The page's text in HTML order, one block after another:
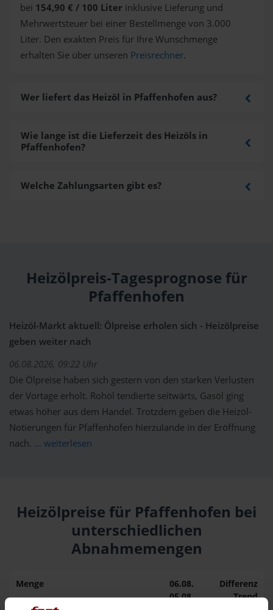
bei 154,90 € / 100 Liter inklusive Lieferung und
Mehrwertsteuer bei einer Bestellmenge von 3.000
Liter. Den exakten Preis für Ihre Wunschmenge
erhalten Sie über unseren Preisrechner.
Wer liefert das Heizöl in Pfaffenhofen aus?
Wie lange ist die Lieferzeit des Heizöls in
Pfaffenhofen?
Welche Zahlungsarten gibt es?
Heizölpreis-Tagesprognose für
Pfaffenhofen
Heizöl-Markt aktuell: Ölpreise erholen sich - Heizölpreise
geben weiter nach
06.08.2026, 09:22 Uhr
Die Ölpreise haben sich gestern von den starken Verlusten
der Vortage erholt. Rohöl tendierte seitwärts, Gasöl ging
etwas höher aus dem Handel. Trotzdem geben die Heizöl-
Notierungen für Pfaffenhofen hierzulande in der Eröffnung
nach. ... weiterlesen
Heizölpreise für Pfaffenhofen bei
unterschiedlichen
Abnahmemengen
Menge
06.08.
05.08.
Differenz
Trend